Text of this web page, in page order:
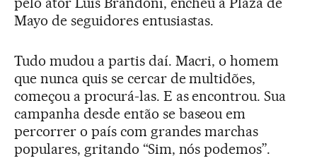
Mayo de seguidores entusiastas.
Tudo mudou a partis daí. Macri, o homem
que nunca quis se cercar de multidões,
começou a procurá-las. E as encontrou. Sua
campanha desde então se baseou em
percorrer o país com grandes marchas
populares, gritando “Sim, nós podemos”.